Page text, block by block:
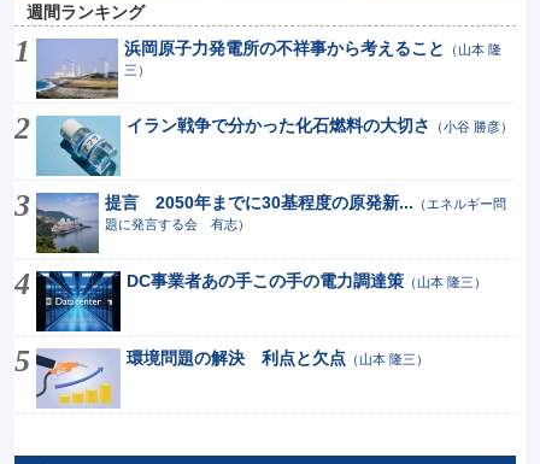
週間ランキング
浜岡原子力発電所の不祥事から考えること
（山本 隆
三 ）
イラン戦争で分かった化石燃料の大切さ （小谷 勝彦）
提言 2050年までに30基程度の原発新... （ エネルギー問
題に発言する会 有志）
DC事業者あの手この手の電力調達策（山本 隆三 ）
環境問題の解決 利点と欠点 （山本 隆三 ）